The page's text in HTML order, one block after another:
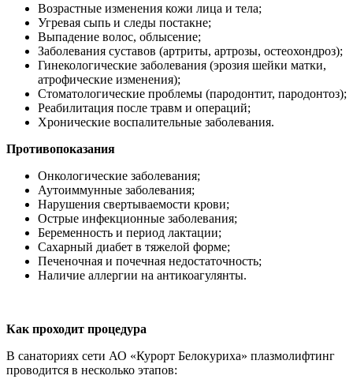
Возрастные изменения кожи лица и тела;
Угревая сыпь и следы постакне;
Выпадение волос, облысение;
Заболевания суставов (артриты, артрозы, остеохондроз);
Гинекологические заболевания (эрозия шейки матки,
атрофические изменения);
Стоматологические проблемы (пародонтит, пародонтоз);
Реабилитация после травм и операций;
Хронические воспалительные заболевания.
Противопоказания
Онкологические заболевания;
Аутоиммунные заболевания;
Нарушения свертываемости крови;
Острые инфекционные заболевания;
Беременность и период лактации;
Сахарный диабет в тяжелой форме;
Печеночная и почечная недостаточность;
Наличие аллергии на антикоагулянты.
Как проходит процедура
В санаториях сети АО «Курорт Белокуриха» плазмолифтинг
проводится в несколько этапов: